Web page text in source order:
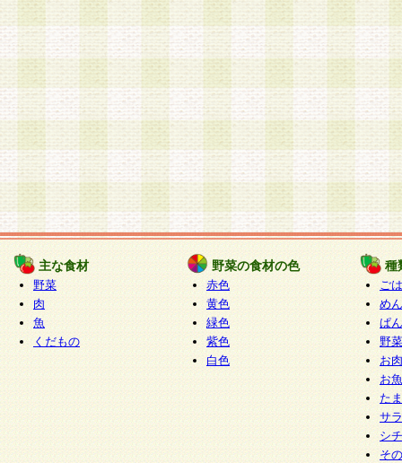
主な食材
野菜
肉
魚
くだもの
野菜の食材の色
赤色
黄色
緑色
紫色
白色
種
ご
めん
ぱん
野
お
お
た
サ
シ
そ